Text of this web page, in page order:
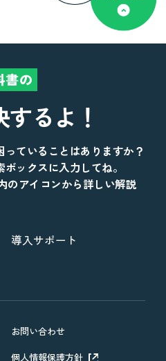
書の
るよ！
ていることはありますか？
ックスに入力してね。
のアイコンから詳しい解説
導入サポート
お問い合わせ
個人情報保護方針